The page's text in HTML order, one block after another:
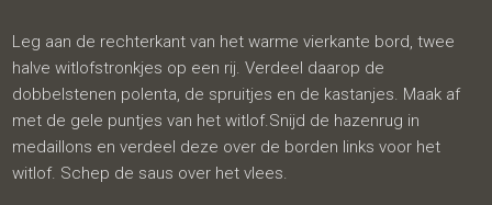
Leg aan de rechterkant van het warme vierkante bord, twee
halve witlofstronkjes op een rij. Verdeel daarop de
dobbelstenen polenta, de spruitjes en de kastanjes. Maak af
met de gele puntjes van het witlof.Snijd de hazenrug in
medaillons en verdeel deze over de borden links voor het
witlof. Schep de saus over het vlees.